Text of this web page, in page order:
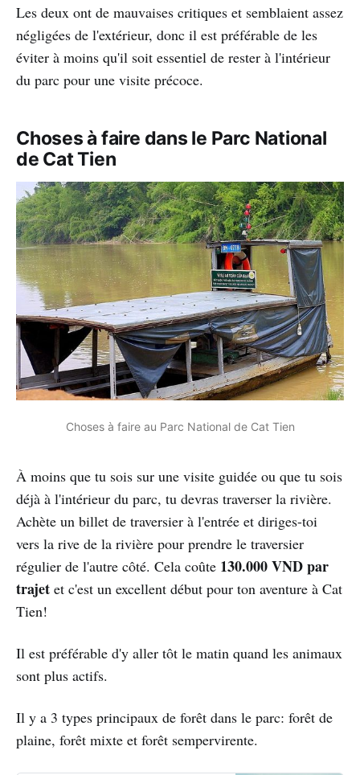
Les deux ont de mauvaises critiques et semblaient assez
négligées de l'extérieur, donc il est préférable de les
éviter à moins qu'il soit essentiel de rester à l'intérieur
du parc pour une visite précoce.
Choses à faire dans le Parc National
de Cat Tien
Choses à faire au Parc National de Cat Tien
À moins que tu sois sur une visite guidée ou que tu sois
déjà à l'intérieur du parc, tu devras traverser la rivière.
Achète un billet de traversier à l'entrée et diriges-toi
vers la rive de la rivière pour prendre le traversier
régulier de l'autre côté. Cela coûte 130.000 VND par
trajet et c'est un excellent début pour ton aventure à Cat
Tien!
Il est préférable d'y aller tôt le matin quand les animaux
sont plus actifs.
Il y a 3 types principaux de forêt dans le parc: forêt de
plaine, forêt mixte et forêt sempervirente.